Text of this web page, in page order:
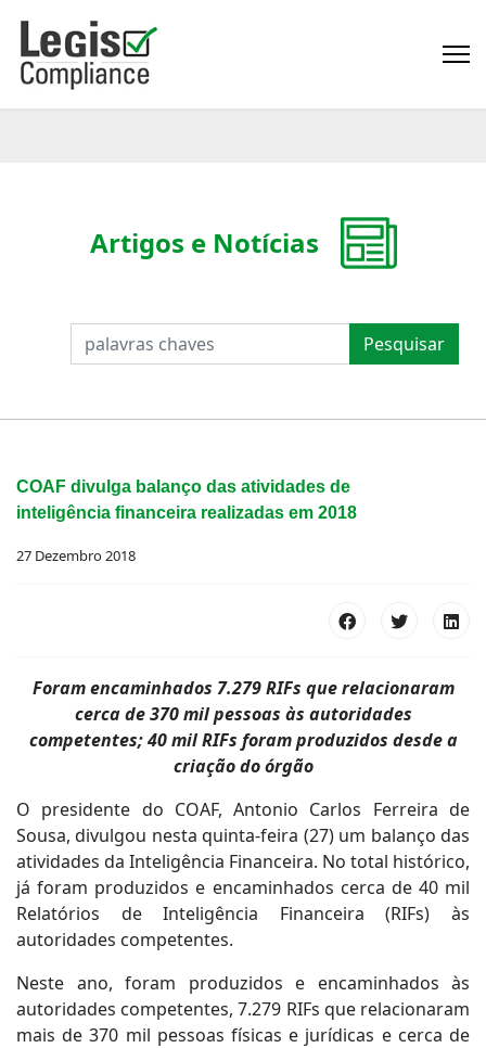
PESQUISAR Pesquisar
Artigos e Notícias
COAF divulga balanço das atividades de
inteligência financeira realizadas em 2018
27 Dezembro 2018
Foram encaminhados 7.279 RIFs que relacionaram
cerca de 370 mil pessoas às autoridades
competentes; 40 mil RIFs foram produzidos desde a
criação do órgão
O presidente do COAF, Antonio Carlos Ferreira de
Sousa, divulgou nesta quinta-feira (27) um balanço das
atividades da Inteligência Financeira. No total histórico,
já foram produzidos e encaminhados cerca de 40 mil
Relatórios de Inteligência Financeira (RIFs) às
autoridades competentes.
Neste ano, foram produzidos e encaminhados às
autoridades competentes, 7.279 RIFs que relacionaram
mais de 370 mil pessoas físicas e jurídicas e cerca de